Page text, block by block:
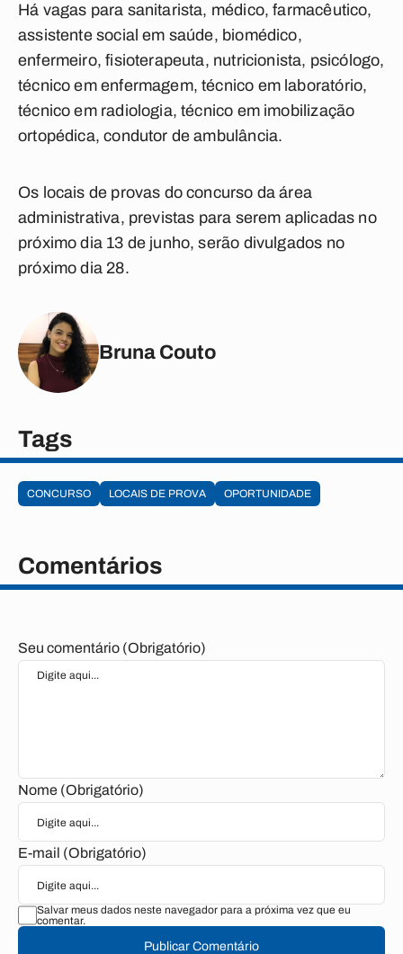
Há vagas para sanitarista, médico, farmacêutico,
assistente social em saúde, biomédico,
enfermeiro, fisioterapeuta, nutricionista, psicólogo,
técnico em enfermagem, técnico em laboratório,
técnico em radiologia, técnico em imobilização
ortopédica, condutor de ambulância.
Os locais de provas do concurso da área
administrativa, previstas para serem aplicadas no
próximo dia 13 de junho, serão divulgados no
próximo dia 28.
Bruna Couto
Tags
CONCURSO LOCAIS DE PROVA OPORTUNIDADE
Comentários
Seu comentário (Obrigatório)
Nome (Obrigatório)
E-mail (Obrigatório)
Salvar meus dados neste navegador para a próxima vez que eu
comentar.
Publicar Comentário